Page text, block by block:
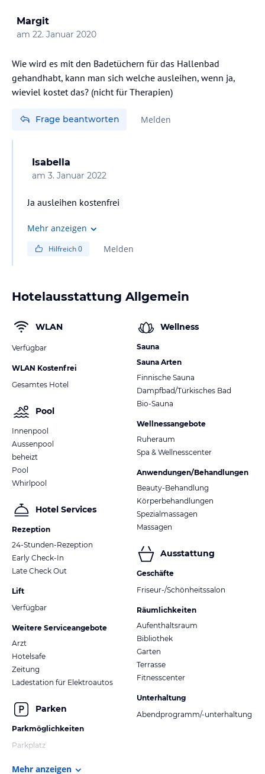
Margit
am 22. Januar 2020
Wie wird es mit den Badetüchern für das Hallenbad
gehandhabt, kann man sich welche ausleihen, wenn ja,
wieviel kostet das? (nicht für Therapien)
Frage beantworten Melden
Isabella
am 3. Januar 2022
Ja ausleihen kostenfrei
Mehr anzeigen
Hilfreich0 Melden
Hotelausstattung Allgemein
WLAN
Verfügbar
WLAN Kostenfrei
Gesamtes Hotel
Pool
Innenpool
Aussenpool
beheizt
Pool
Whirlpool
Hotel Services
Rezeption
24-Stunden-Rezeption
Early Check-In
Late Check Out
Lift
Verfügbar
Weitere Serviceangebote
Arzt
Hotelsafe
Zeitung
Ladestation für Elektroautos
Parken
Parkmöglichkeiten
Parkplatz
Wellness
Sauna
Sauna Arten
Finnische Sauna
Dampfbad/Türkisches Bad
Bio-Sauna
Wellnessangebote
Ruheraum
Spa & Wellnesscenter
Anwendungen/Behandlungen
Beauty-Behandlung
Körperbehandlungen
Spezialmassagen
Massagen
Ausstattung
Geschäfte
Friseur-/Schönheitssalon
Räumlichkeiten
Aufenthaltsraum
Bibliothek
Garten
Terrasse
Fitnesscenter
Unterhaltung
Abendprogramm/-unterhaltung
Mehr anzeigen